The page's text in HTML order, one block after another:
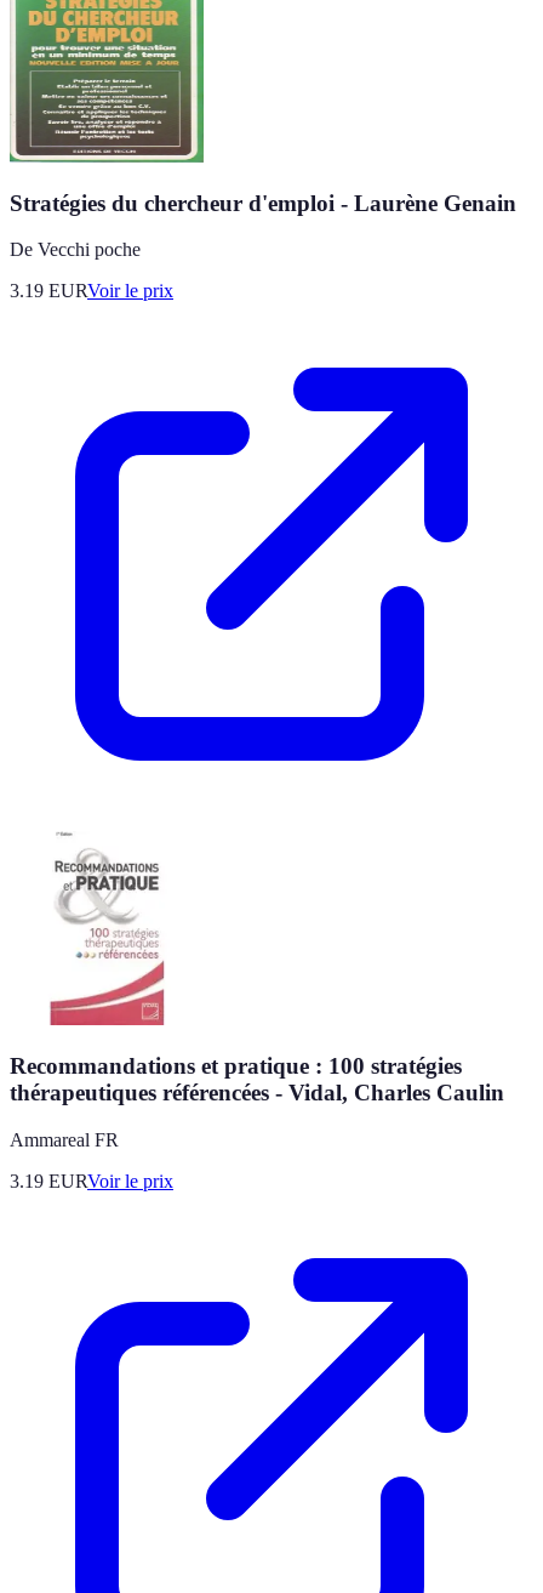
Stratégies du chercheur d'emploi - Laurène Genain
De Vecchi poche
3.19 EURVoir le prix
Recommandations et pratique : 100 stratégies
thérapeutiques référencées - Vidal, Charles Caulin
Ammareal FR
3.19 EURVoir le prix